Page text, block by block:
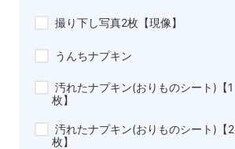
撮り下し写真2枚【現像】
うんちナプキン
汚れたナプキン(おりものシート)【1
枚】
汚れたナプキン(おりものシート)【2
枚】